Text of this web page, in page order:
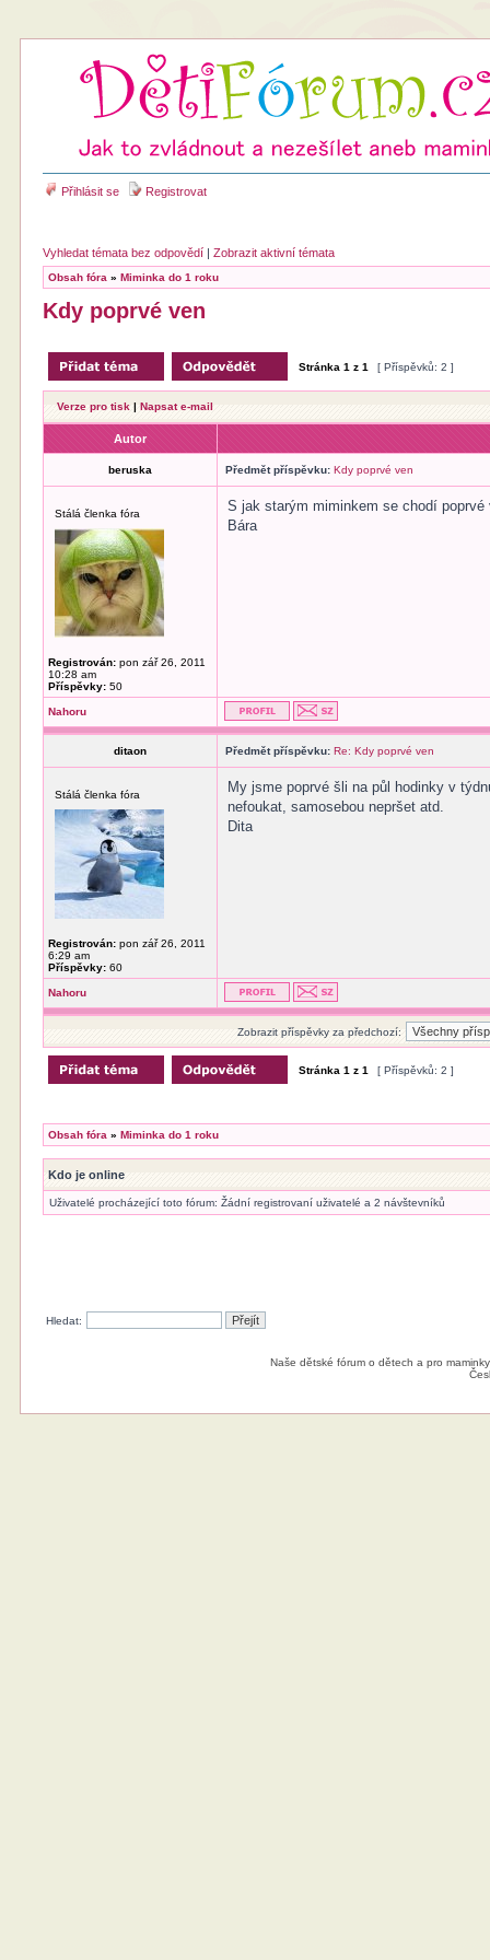
Přihlásit se Registrovat
Vyhledat témata bez odpovědí |Zobrazit aktivní témata
Obsah fóra »Miminka do 1 roku
Kdy poprvé ven
Stránka1 z1 [ Příspěvků: 2 ]
Verze pro tisk |Napsat e-mail
Autor
beruska Předmět příspěvku: Kdy poprvé ven
Stálá členka fóra
Registrován: pon zář 26, 2011
10:28 am
Příspěvky: 50
S jak starým miminkem se chodí poprvé
Bára
Nahoru
ditaon Předmět příspěvku: Re: Kdy poprvé ven
Stálá členka fóra
Registrován: pon zář 26, 2011
6:29 am
Příspěvky: 60
My jsme poprvé šli na půl hodinky v
nefoukat, samosebou nepršet atd.
Dita
Nahoru
Zobrazit příspěvky za předchozí:
Stránka1 z1 [ Příspěvků: 2 ]
Obsah fóra »Miminka do 1 roku
Kdo je online
Uživatelé procházející toto fórum: Žádní registrovaní uživatelé a 2 návštevníků
Hledat:
Naše dětské fórum o dětech a pro